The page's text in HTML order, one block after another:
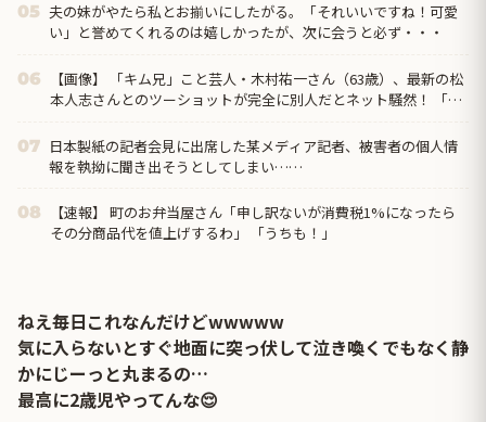
05 夫の妹がやたら私とお揃いにしたがる。「それいいですね！可愛
い」と誉めてくれるのは嬉しかったが、次に会うと必ず・・・
06
【画像】 「キム兄」こと芸人・木村祐一さん（63歳）、最新の松
本人志さんとのツーショットが完全に別人だとネット騒然！ 「マ
07 日本製紙の記者会見に出席した某メディア記者、被害者の個人情
報を執拗に聞き出そうとしてしまい……
08
【速報】 町のお弁当屋さん「申し訳ないが消費税1%になったら
その分商品代を値上げするわ」 「うちも！」
ねえ毎日これなんだけどwwwww
気に入らないとすぐ地面に突っ伏して泣き喚くでもなく静
かにじーっと丸まるの…
最高に2歳児やってんな😌